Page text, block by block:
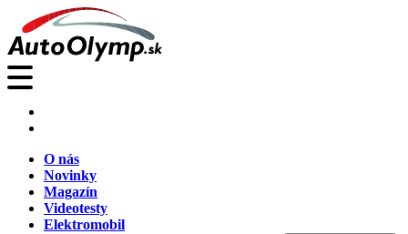
O nás
Novinky
Magazín
Videotesty
Elektromobil